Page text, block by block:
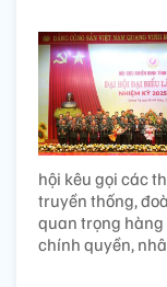
hội kêu gọi các
truyền thống,
quan trọng hàng
chính quyền,